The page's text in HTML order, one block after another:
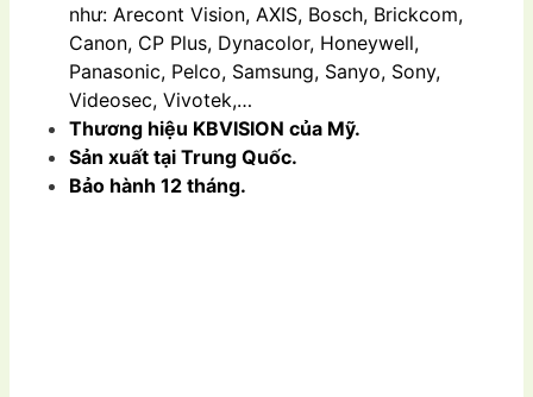
như: Arecont Vision, AXIS, Bosch, Brickcom,
Canon, CP Plus, Dynacolor, Honeywell,
Panasonic, Pelco, Samsung, Sanyo, Sony,
Videosec, Vivotek,…
Thương hiệu KBVISION của Mỹ.
Sản xuất tại Trung Quốc.
Bảo hành 12 tháng.